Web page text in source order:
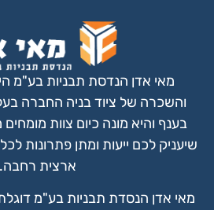
מאי אדן הנדסת תבניות בע"מ
בענף והיא מונה כיום צוות
שיעניק לכם ייעות ומתן פתרונות
ארצית רחבה.
מאי אדן הנסדת תבניות בע"מ